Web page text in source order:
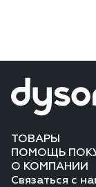
ТОВАРЫ
ПОМОЩЬ
О КОМПАНИИ
Связаться с